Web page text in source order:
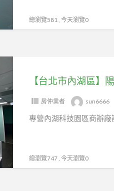
總瀏覽581 , 今天瀏覽0
房仲業者 sun6666
專營內湖科技園區商辦
總瀏覽747 , 今天瀏覽0